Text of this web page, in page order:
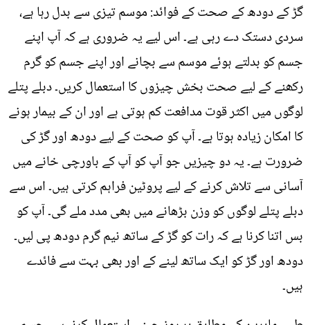
گڑ کے دودھ کے صحت کے فوائد: موسم تیزی سے بدل رہا ہے،
سردی دستک دے رہی ہے۔ اس لیے یہ ضروری ہے کہ آپ اپنے
جسم کو بدلتے ہوئے موسم سے بچانے اور اپنے جسم کو گرم
رکھنے کے لیے صحت بخش چیزوں کا استعمال کریں۔ دبلے پتلے
لوگوں میں اکثر قوت مدافعت کم ہوتی ہے اور ان کے بیمار ہونے
کا امکان زیادہ ہوتا ہے۔ آپ کو صحت کے لیے دودھ اور گڑ کی
ضرورت ہے۔ یہ دو چیزیں جو آپ کو آپ کے باورچی خانے میں
آسانی سے تلاش کرنے کے لیے پروٹین فراہم کرتی ہیں۔ اس سے
دبلے پتلے لوگوں کو وزن بڑھانے میں بھی مدد ملے گی۔ آپ کو
بس اتنا کرنا ہے کہ رات کو گڑ کے ساتھ نیم گرم دودھ پی لیں۔
دودھ اور گڑ کو ایک ساتھ لینے کے اور بھی بہت سے فائدے
ہیں۔